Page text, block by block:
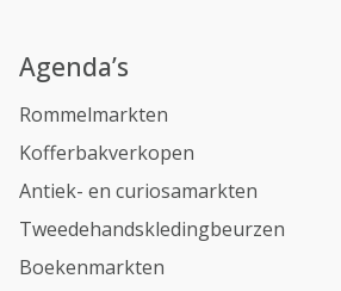
Agenda’s
Rommelmarkten
Kofferbakverkopen
Antiek- en curiosamarkten
Tweedehandskledingbeurzen
Boekenmarkten